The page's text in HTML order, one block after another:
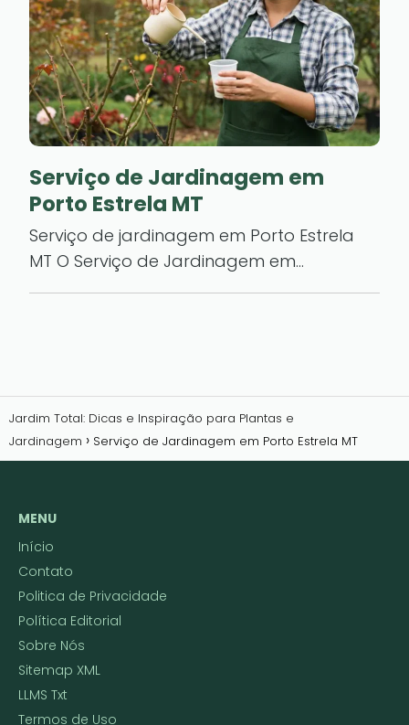
Serviço de Jardinagem em
Porto Estrela MT
Serviço de jardinagem em Porto Estrela
MT O Serviço de Jardinagem em…
Jardim Total: Dicas e Inspiração para Plantas e
Jardinagem
Serviço de Jardinagem em Porto Estrela MT
MENU
Início
Contato
Politica de Privacidade
Política Editorial
Sobre Nós
Sitemap XML
LLMS Txt
Termos de Uso